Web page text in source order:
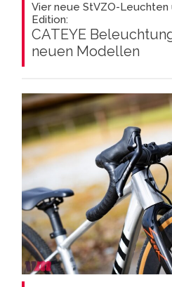
Vier neue StVZO-
Edition:
CATEYE
neuen Modellen